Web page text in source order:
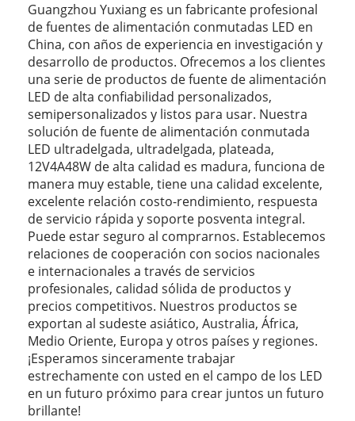
Guangzhou Yuxiang es un fabricante profesional
de fuentes de alimentación conmutadas LED en
China, con años de experiencia en investigación y
desarrollo de productos. Ofrecemos a los clientes
una serie de productos de fuente de alimentación
LED de alta confiabilidad personalizados,
semipersonalizados y listos para usar. Nuestra
solución de fuente de alimentación conmutada
LED ultradelgada, ultradelgada, plateada,
12V4A48W de alta calidad es madura, funciona de
manera muy estable, tiene una calidad excelente,
excelente relación costo-rendimiento, respuesta
de servicio rápida y soporte posventa integral.
Puede estar seguro al comprarnos. Establecemos
relaciones de cooperación con socios nacionales
e internacionales a través de servicios
profesionales, calidad sólida de productos y
precios competitivos. Nuestros productos se
exportan al sudeste asiático, Australia, África,
Medio Oriente, Europa y otros países y regiones.
¡Esperamos sinceramente trabajar
estrechamente con usted en el campo de los LED
en un futuro próximo para crear juntos un futuro
brillante!